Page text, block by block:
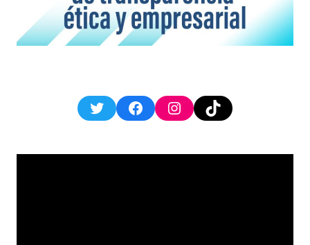
TwitterFacebookInstagram
TikTok